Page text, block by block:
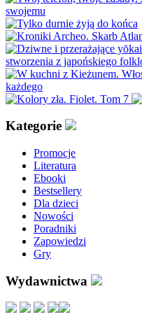
Kategorie
Promocje
Literatura
Ebooki
Bestsellery
Dla dzieci
Nowości
Poradniki
Zapowiedzi
Gry
Wydawnictwa